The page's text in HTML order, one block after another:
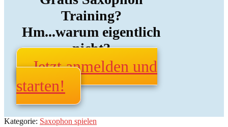
Training?
Hm...warum eigentlich
nicht?
Jetzt anmelden und
starten!
Kategorie: Saxophon spielen